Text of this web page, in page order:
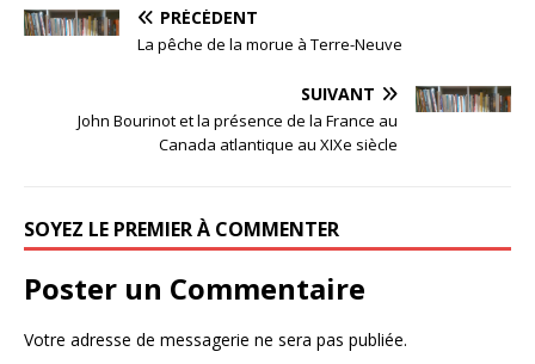
PRÉCÉDENT
La pêche de la morue à Terre-Neuve
SUIVANT
John Bourinot et la présence de la France au
Canada atlantique au XIXe siècle
SOYEZ LE PREMIER À COMMENTER
Poster un Commentaire
Votre adresse de messagerie ne sera pas publiée.